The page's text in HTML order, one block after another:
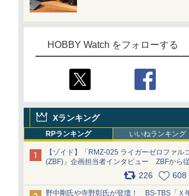
HOBBY Watch をフォローする
Xランキング
RPランキング いいねランキング
【ゾイド】「RMZ-025 ライガーゼロファル
(ZBF)」企画担当者インタビュー ZBFから
デザインまで再現可能なボリューム満点のキ
ト pic.x.com/6zOqQAQKkX
226 608
野中剛氏や寺野彰氏が登壇！ BS-TBS「Ｘ